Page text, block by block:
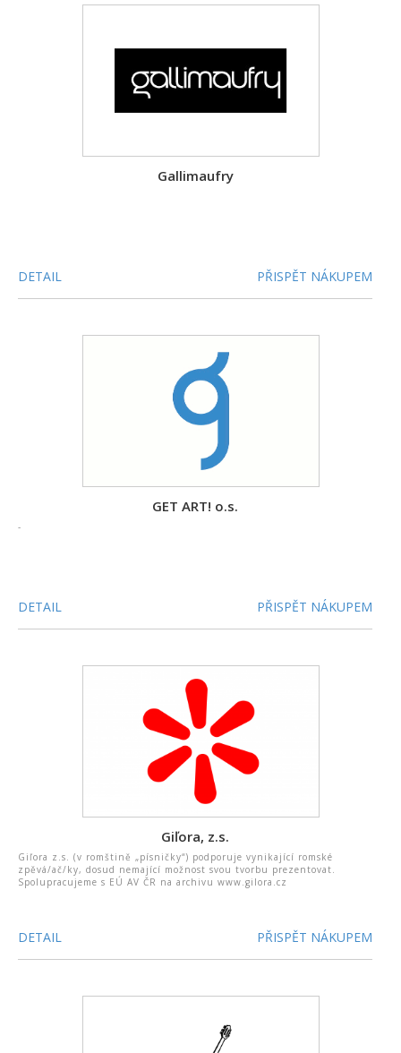
Gallimaufry
DETAIL PŘISPĚT NÁKUPEM
GET ART! o.s.
-
DETAIL PŘISPĚT NÁKUPEM
Giľora, z.s.
Giľora z.s. (v romštině „písničky“) podporuje vynikající romské
zpěvá/ač/ky, dosud nemající možnost svou tvorbu prezentovat.
Spolupracujeme s EÚ AV ČR na archivu www.gilora.cz
DETAIL PŘISPĚT NÁKUPEM